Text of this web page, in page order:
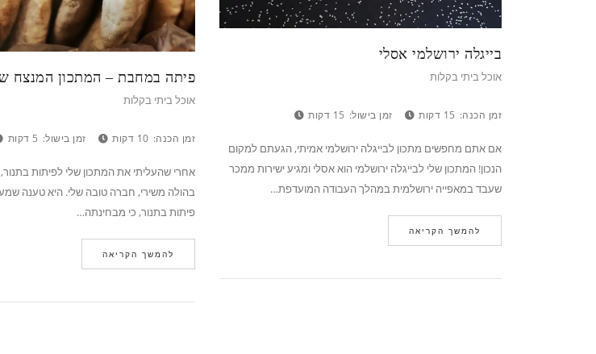
פיתה במחבת – המתכון המנצח
אוכל ביתי בקלות
זמן הכנה: 10 דקות זמן בישול: 5 דקות
אחרי שהעליתי את המתכון שלי לפיתות
בהולה משירי, חברה טובה שלי. היא טענה
פיתות בתנור, כי מבחינתה…
להמשך הקריאה
בייגלה ירושלמי אסלי
אוכל ביתי בקלות
זמן הכנה: 15 דקות זמן בישול: 15 דקות
אם אתם מחפשים מתכון לבייגלה ירושלמי אמיתי, הגעתם למקום
הנכון! המתכון שלי לבייגלה ירושלמי הוא אסלי ומגיע ישירות ממכר
שעבד במאפייה ירושלמית במהלך העבודה המועדפת…
להמשך הקריאה